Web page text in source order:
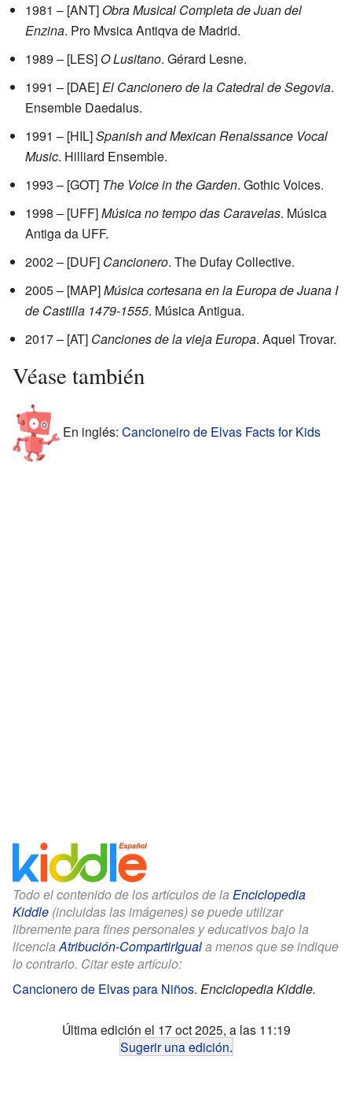
1981 – [ANT] Obra Musical Completa de Juan del
Enzina. Pro Mvsica Antiqva de Madrid.
1989 – [LES] O Lusitano. Gérard Lesne.
1991 – [DAE]El Cancionero de la Catedral de Segovia.
Ensemble Daedalus.
1991 – [HIL]Spanish and Mexican Renaissance Vocal
Music. Hilliard Ensemble.
1993 – [GOT] The Voice in the Garden. Gothic Voices.
1998 – [UFF]Música no tempo das Caravelas. Música
Antiga da UFF.
2002 – [DUF] Cancionero. The Dufay Collective.
2005 – [MAP]Música cortesana en la Europa de Juana I
de Castilla 1479-1555. Música Antigua.
2017 – [AT] Canciones de la vieja Europa. Aquel Trovar.
Véase también
En inglés: Cancioneiro de Elvas Facts for Kids
Todo el contenido de los artículos de la Enciclopedia
Kiddle (incluidas las imágenes) se puede utilizar
libremente para fines personales y educativos bajo la
licenciaAtribución-CompartirIguala menos que se indique
lo contrario. Citar este artículo:
Cancionero de Elvas para Niños. Enciclopedia Kiddle.
Última edición el 17 oct 2025, a las 11:19
Sugerir una edición.